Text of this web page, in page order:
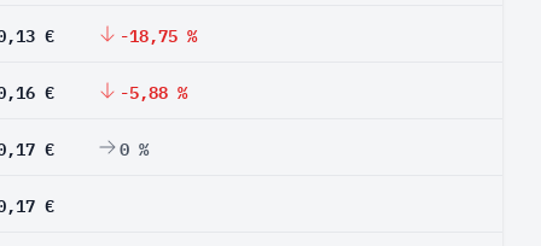
€ -18,75 %
€ -5,88 %
€ 0 %
€